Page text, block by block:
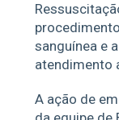
sanguínea e
atendimento
A ação de